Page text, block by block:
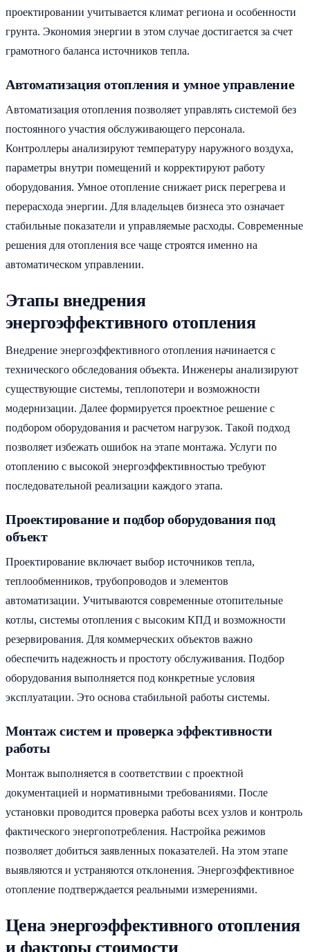
проектировании учитывается климат региона и особенности
грунта. Экономия энергии в этом случае достигается за счет
грамотного баланса источников тепла.
Автоматизация отопления и умное управление
Автоматизация отопления позволяет управлять системой без
постоянного участия обслуживающего персонала.
Контроллеры анализируют температуру наружного воздуха,
параметры внутри помещений и корректируют работу
оборудования. Умное отопление снижает риск перегрева и
перерасхода энергии. Для владельцев бизнеса это означает
стабильные показатели и управляемые расходы. Современные
решения для отопления все чаще строятся именно на
автоматическом управлении.
Этапы внедрения
энергоэффективного отопления
Внедрение энергоэффективного отопления начинается с
технического обследования объекта. Инженеры анализируют
существующие системы, теплопотери и возможности
модернизации. Далее формируется проектное решение с
подбором оборудования и расчетом нагрузок. Такой подход
позволяет избежать ошибок на этапе монтажа. Услуги по
отоплению с высокой энергоэффективностью требуют
последовательной реализации каждого этапа.
Проектирование и подбор оборудования под
объект
Проектирование включает выбор источников тепла,
теплообменников, трубопроводов и элементов
автоматизации. Учитываются современные отопительные
котлы, системы отопления с высоким КПД и возможности
резервирования. Для коммерческих объектов важно
обеспечить надежность и простоту обслуживания. Подбор
оборудования выполняется под конкретные условия
эксплуатации. Это основа стабильной работы системы.
Монтаж систем и проверка эффективности
работы
Монтаж выполняется в соответствии с проектной
документацией и нормативными требованиями. После
установки проводится проверка работы всех узлов и контроль
фактического энергопотребления. Настройка режимов
позволяет добиться заявленных показателей. На этом этапе
выявляются и устраняются отклонения. Энергоэффективное
отопление подтверждается реальными измерениями.
Цена энергоэффективного отопления
и факторы стоимости